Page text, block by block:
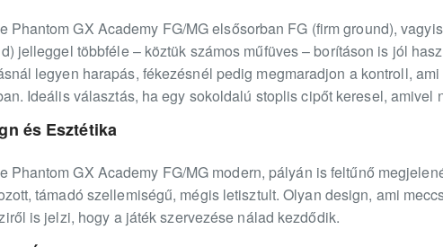
Phantom GX Academy FG/MG elsősorban FG (firm ground),
jelleggel többféle – köztük számos műfüves – borításon is jól
legyen harapás, fékezésnél pedig megmaradjon a kontroll,
Ideális választás, ha egy sokoldalú stoplis cipőt keresel, amivel
és Esztétika
Phantom GX Academy FG/MG modern, pályán is feltűnő
támadó szellemiségű, mégis letisztult. Olyan design, ami
is jelzi, hogy a játék szervezése nálad kezdődik.